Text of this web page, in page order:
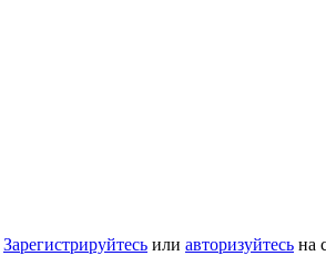
Зарегистрируйтесь или авторизуйтесь на